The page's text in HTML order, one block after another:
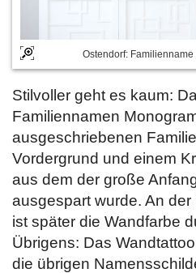
Ostendorf:
Stilvoller geht es kaum:
Familiennamen
ausgeschriebenen
Vordergrund und einem
aus dem der große
ausgespart wurde. An
ist später die Wandfarbe
Übrigens: Das
die übrigen